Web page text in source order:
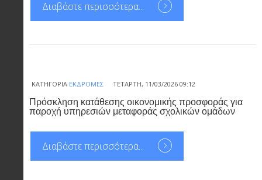
Διαβάστε περισσότερα...
ΚΑΤΗΓΟΡΊΑ ΕΚΔΡΟΜΈΣ ΤΕΤΆΡΤΗ, 11/03/2026 09:12
Πρόσκληση κατάθεσης οικονομικής προσφοράς για
παροχή υπηρεσιών μεταφοράς σχολικών ομάδων
Διαβάστε περισσότερα...